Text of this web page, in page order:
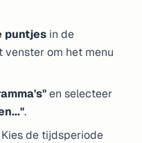
puntjes in de
venster om het menu
en selecteer
.
de tijdsperiode